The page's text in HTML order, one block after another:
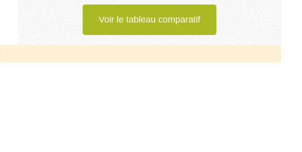
Voir le tableau comparatif